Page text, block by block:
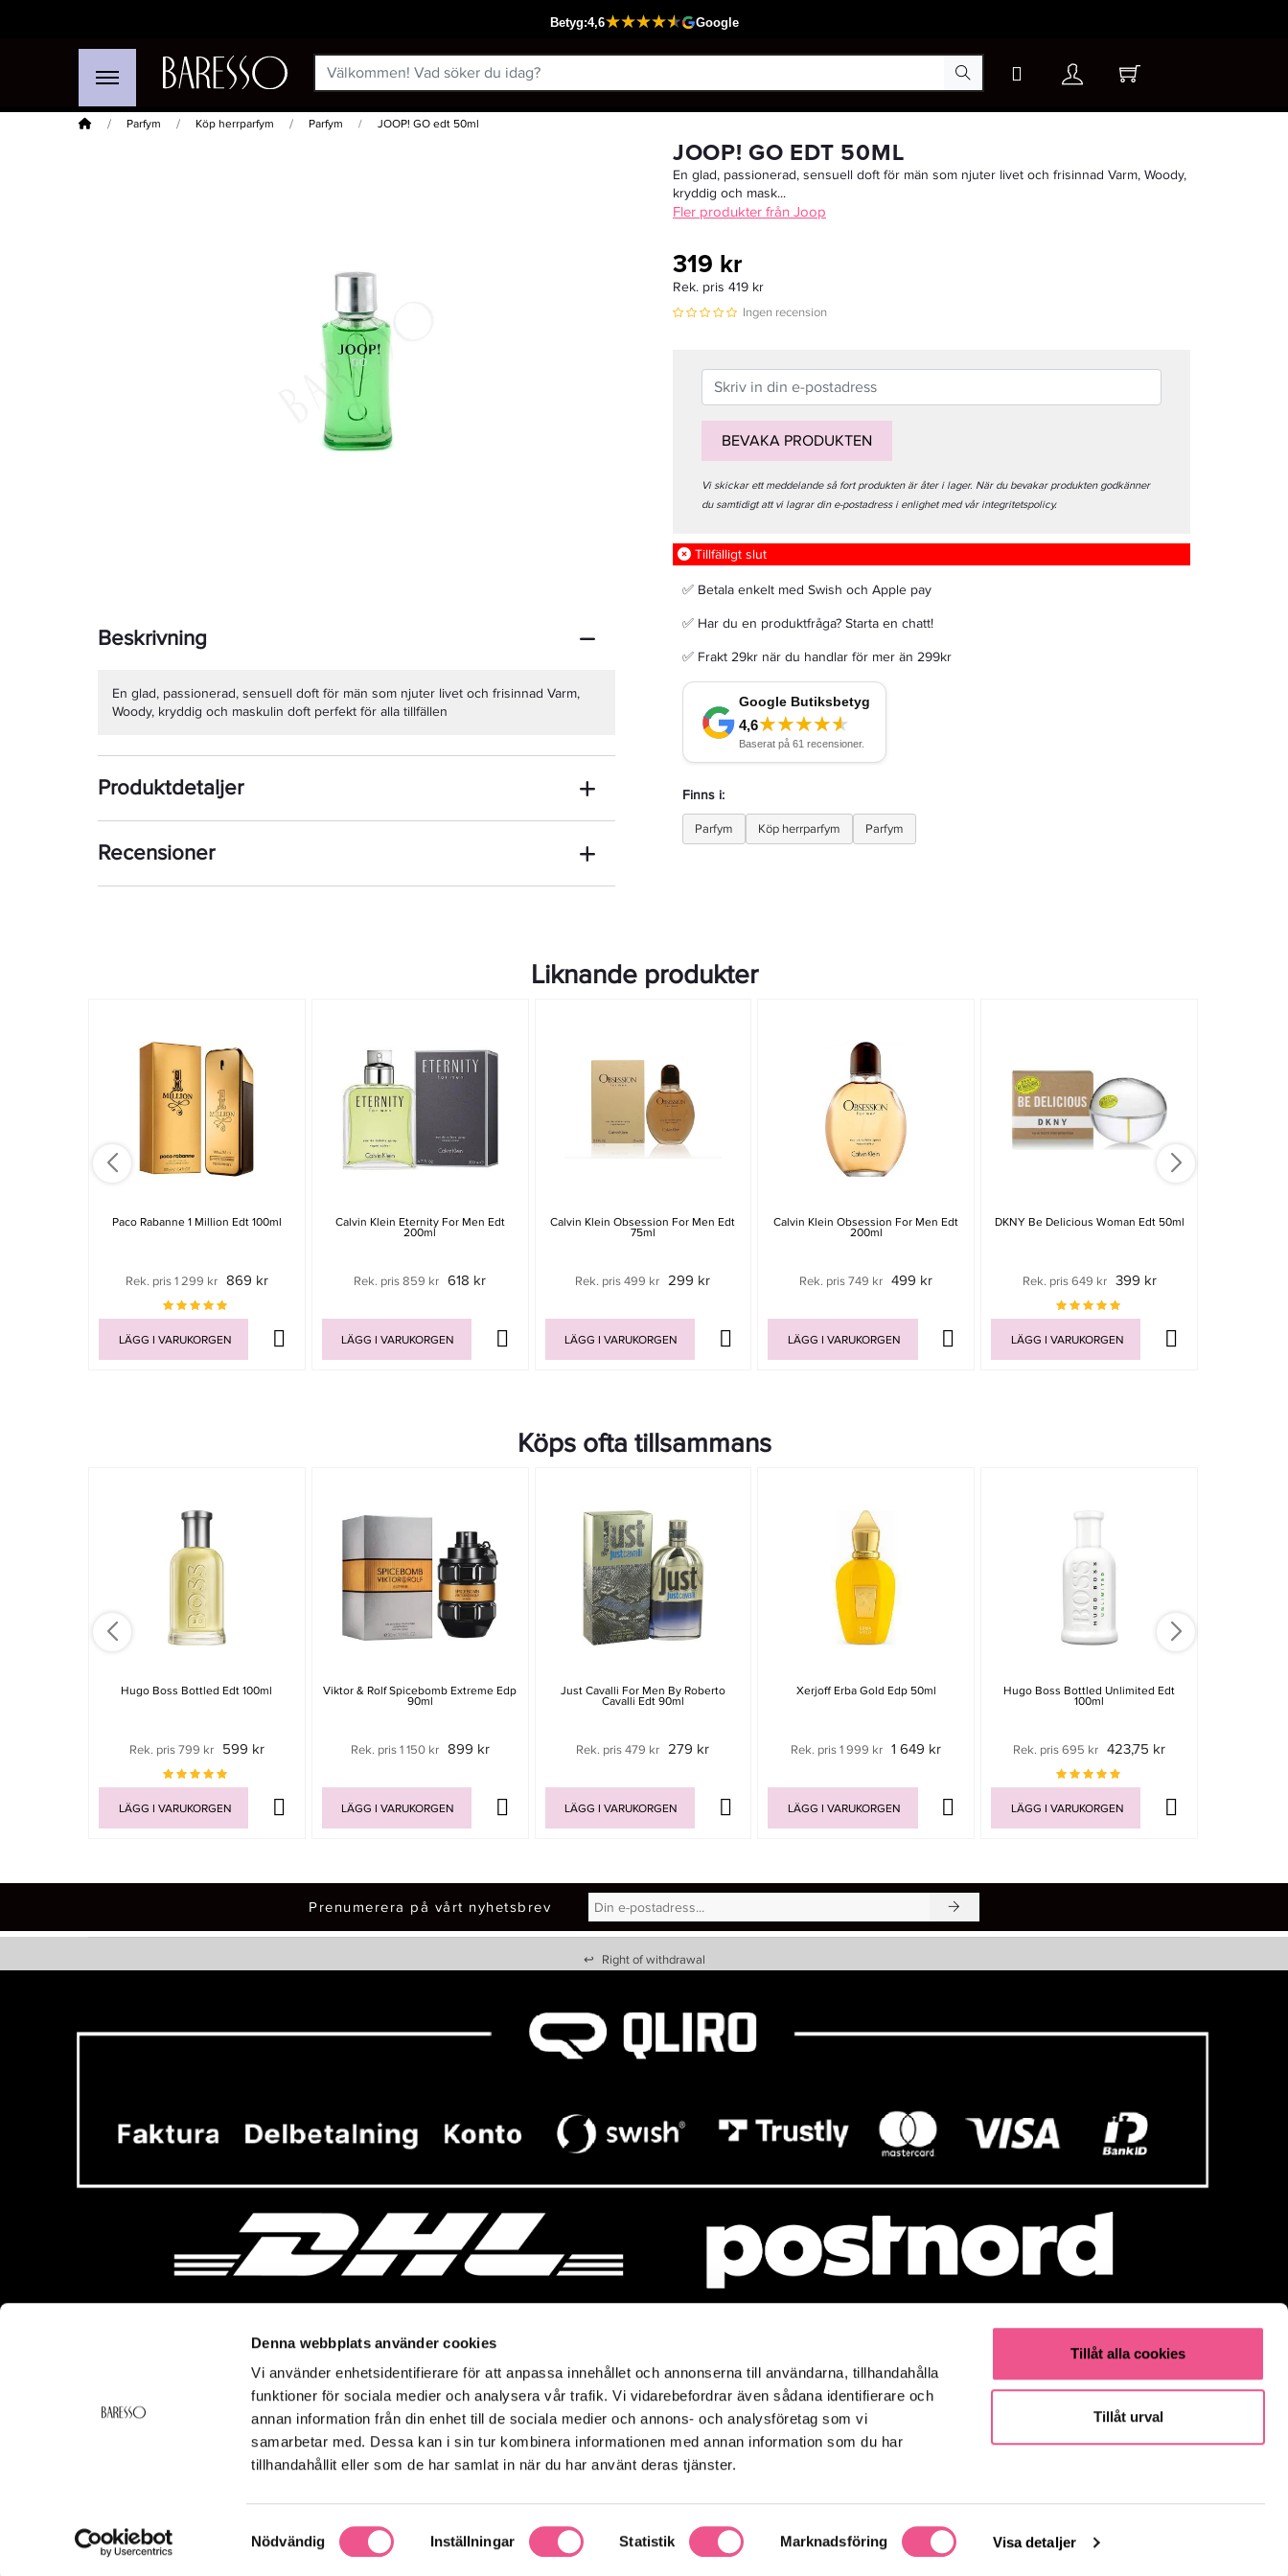
Denna webbplats använder cookies
Vi använder enhetsidentifierare för att anpassa innehållet och annonserna till användarna, tillhandahålla
funktioner för sociala medier och analysera vår trafik. Vi vidarebefordrar även sådana identifierare och
annan information från din enhet till de sociala medier och annons- och analysföretag som vi
samarbetar med. Dessa kan i sin tur kombinera informationen med annan information som du har
tillhandahållit eller som de har samlat in när du har använt deras tjänster.
Samtyckesval
Nödvändig Inställningar Statistik Marknadsföring Visa detaljer
Tillåt alla cookies
Tillåt urval
Hem Parfym Köp herrparfym Parfym JOOP! GO edt 50ml
Passar din varukorg
Afnan Supremacy Collector's Edition Edp 100ml
675 kr
Beskrivning
En glad, passionerad, sensuell doft för män som njuter livet och frisinnad Varm,
Woody, kryddig och maskulin doft perfekt för alla tillfällen
Produktdetaljer
Recensioner
JOOP! GO EDT 50ML
En glad, passionerad, sensuell doft för män som njuter livet och frisinnad Varm, Woody,
kryddig och mask...
Fler produkter från Joop
319 kr
Rek. pris 419 kr
Ingen recension
BEVAKA PRODUKTEN
Vi skickar ett meddelande så fort produkten är åter i lager. När du bevakar produkten godkänner
du samtidigt att vi lagrar din e-postadress i enlighet med vår integritetspolicy.
Tillfälligt slut
✅ Betala enkelt med Swish och Apple pay
✅ Har du en produktfråga? Starta en chatt!
✅ Frakt 29kr när du handlar för mer än 299kr
Finns i:
Parfym Köp herrparfym Parfym
Liknande produkter
Paco Rabanne 1 Million Edt 100ml
Rek. pris 1 299 kr 869 kr
LÄGG I VARUKORGEN
Calvin Klein Eternity For Men Edt
200ml
Rek. pris 859 kr 618 kr
LÄGG I VARUKORGEN
Calvin Klein Obsession For Men Edt
75ml
Rek. pris 499 kr 299 kr
LÄGG I VARUKORGEN
Calvin Klein Obsession For Men Edt
200ml
Rek. pris 749 kr 499 kr
LÄGG I VARUKORGEN
DKNY Be Delicious Woman Edt 50ml
Rek. pris 649 kr 399 kr
LÄGG I VARUKORGEN
Köps ofta tillsammans
Hugo Boss Bottled Edt 100ml
Rek. pris 799 kr 599 kr
LÄGG I VARUKORGEN
Viktor & Rolf Spicebomb Extreme Edp
90ml
Rek. pris 1 150 kr 899 kr
LÄGG I VARUKORGEN
Just Cavalli For Men By Roberto
Cavalli Edt 90ml
Rek. pris 479 kr 279 kr
LÄGG I VARUKORGEN
Xerjoff Erba Gold Edp 50ml
Rek. pris 1 999 kr 1 649 kr
LÄGG I VARUKORGEN
Hugo Boss Bottled Unlimited Edt
100ml
Rek. pris 695 kr 423,75 kr
LÄGG I VARUKORGEN
Prenumerera på vårt nyhetsbrev
↩ Right of withdrawal
Kontakt
Om Baresso
Baresso Magasin
Om Baresso.se
Cookiepolicy
Smspolicy
Mitt Baresso
Baresso Family
Mitt konto
Ändra cookieinställningar
Populärt
Parfym
Fynda